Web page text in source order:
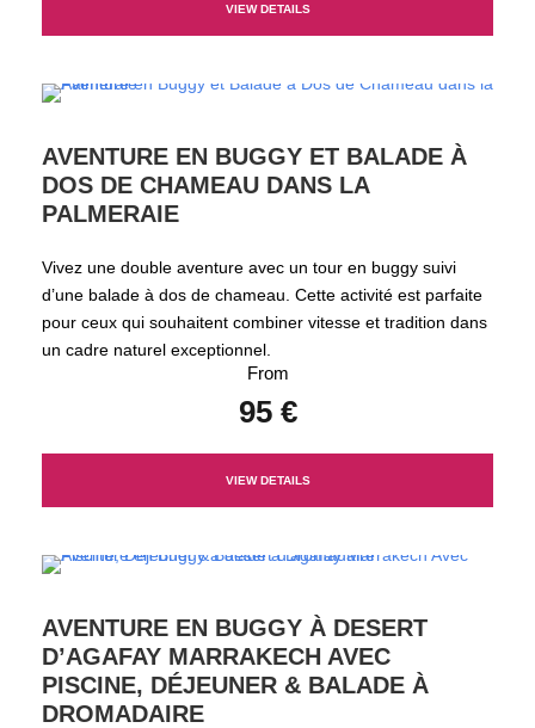
VIEW DETAILS
AVENTURE EN BUGGY ET BALADE À
DOS DE CHAMEAU DANS LA
PALMERAIE
Vivez une double aventure avec un tour en buggy suivi
d’une balade à dos de chameau. Cette activité est parfaite
pour ceux qui souhaitent combiner vitesse et tradition dans
un cadre naturel exceptionnel.
From
95 €
VIEW DETAILS
AVENTURE EN BUGGY À DESERT
D’AGAFAY MARRAKECH AVEC
PISCINE, DÉJEUNER & BALADE À
DROMADAIRE